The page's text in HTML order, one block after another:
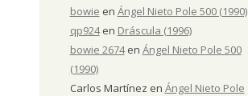
bowie en Ángel Nieto Pole 500 (1990)
qp924en Dráscula (1996)
bowie 2674en Ángel Nieto Pole 500
(1990)
Carlos Martínez en Ángel Nieto Pole